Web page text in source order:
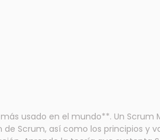
o directivo para poder ponerlo en
ya que
sesión. **2 sesiones en línea,
increíble: 20 y 27 de septiembre
más usado en el mundo**. Un Scrum
Scrum, así como los principios y